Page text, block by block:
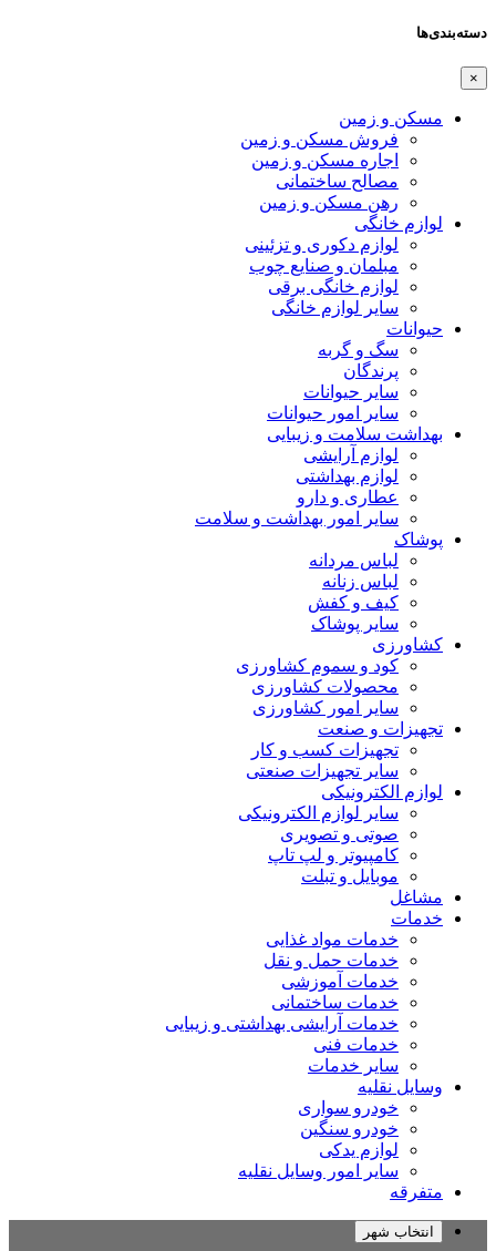
دسته‌بندی‌ها
×
مسکن و زمین
فروش مسکن و زمین
اجاره مسکن و زمین
مصالح ساختمانی
رهن مسکن و زمین
لوازم خانگی
لوازم دکوری و تزئینی
مبلمان و صنایع چوب
لوازم خانگی برقی
سایر لوازم خانگی
حیوانات
سگ و گربه
پرندگان
سایر حیوانات
سایر امور حیوانات
بهداشت سلامت و زیبایی
لوازم آرایشی
لوازم بهداشتی
عطاری و دارو
سایر امور بهداشت و سلامت
پوشاک
لباس مردانه
لباس زنانه
کیف و کفش
سایر پوشاک
کشاورزی
کود و سموم کشاورزی
محصولات کشاورزی
سایر امور کشاورزی
تجهیزات و صنعت
تجهیزات کسب و کار
سایر تجهیزات صنعتی
لوازم الکترونیکی
سایر لوازم الکترونیکی
صوتی و تصویری
کامپیوتر و لپ تاپ
موبایل و تبلت
مشاغل
خدمات
خدمات مواد غذایی
خدمات حمل و نقل
خدمات آموزشی
خدمات ساختمانی
خدمات آرایشی بهداشتی و زیبایی
خدمات فنی
سایر خدمات
وسایل نقلیه
خودرو سواری
خودرو سنگین
لوازم یدکی
سایر امور وسایل نقلیه
متفرقه
انتخاب شهر